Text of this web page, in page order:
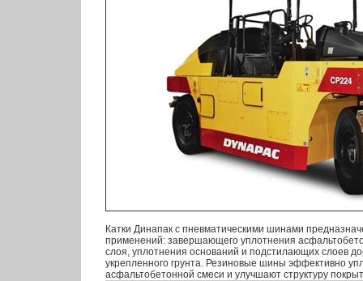
Катки Динапак с пневматическими шинами
применений: завершающего уплотнения
слоя, уплотнения оснований и подстилающих слоев
укрепленного грунта. Резиновые шины эффективно
асфальтобетонной смеси и улучшают структуру